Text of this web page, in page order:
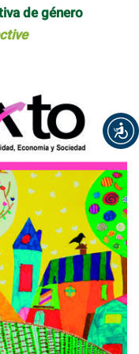
de género